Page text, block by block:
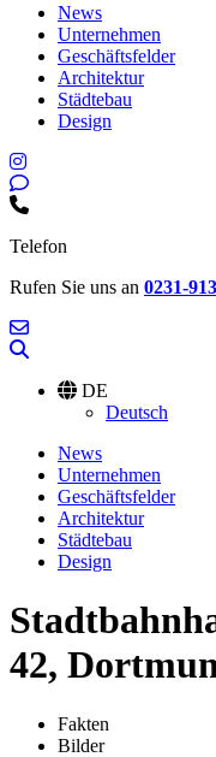
News
Unternehmen
Geschäftsfelder
Architektur
Städtebau
Design
Telefon
Rufen Sie uns an 0231-
DE
Deutsch
News
Unternehmen
Geschäftsfelder
Architektur
Städtebau
Design
42,
Fakten
Bilder